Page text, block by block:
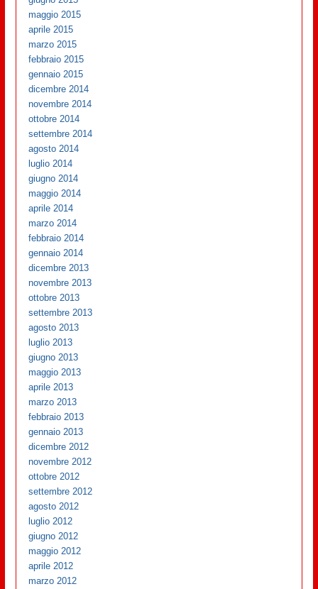
maggio 2015
aprile 2015
marzo 2015
febbraio 2015
gennaio 2015
dicembre 2014
novembre 2014
ottobre 2014
settembre 2014
agosto 2014
luglio 2014
giugno 2014
maggio 2014
aprile 2014
marzo 2014
febbraio 2014
gennaio 2014
dicembre 2013
novembre 2013
ottobre 2013
settembre 2013
agosto 2013
luglio 2013
giugno 2013
maggio 2013
aprile 2013
marzo 2013
febbraio 2013
gennaio 2013
dicembre 2012
novembre 2012
ottobre 2012
settembre 2012
agosto 2012
luglio 2012
giugno 2012
maggio 2012
aprile 2012
marzo 2012